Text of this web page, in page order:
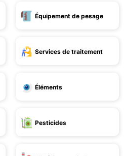
Équipement de pesage
Services de traitement
Éléments
Pesticides